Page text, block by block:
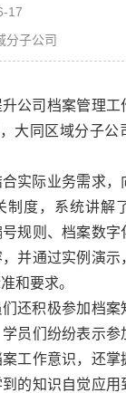
17
分子公司
公司档案管理工
大同区域分子公
实际业务需求，
制度，系统讲解
规则、档案数字
并通过实例演示
和要求。
还积极参加档案
员们纷纷表示参
工作意识，还掌
的知识自觉应用